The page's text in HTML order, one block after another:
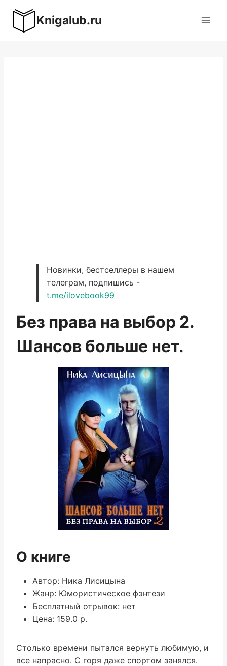
содержимому
Knigalub.ru
Новинки, бестселлеры в нашем
телеграм, подпишись -
t.me/ilovebook99
Без права на выбор 2.
Шансов больше нет.
О книге
Автор: Ника Лисицына
Жанр: Юмористическое фэнтези
Бесплатный отрывок: нет
Цена: 159.0 р.
Столько времени пытался вернуть любимую, и
все напрасно. С горя даже спортом занялся.